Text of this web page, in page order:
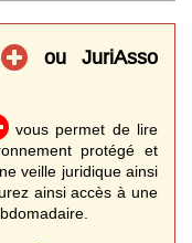
ou JuriAsso
vous permet de lire
protégé et
veille juridique ainsi
ainsi accès à une